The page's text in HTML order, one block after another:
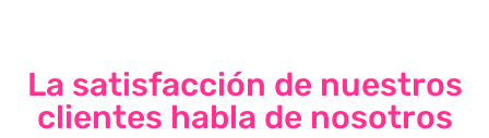
La satisfacción de nuestros
clientes habla de nosotros